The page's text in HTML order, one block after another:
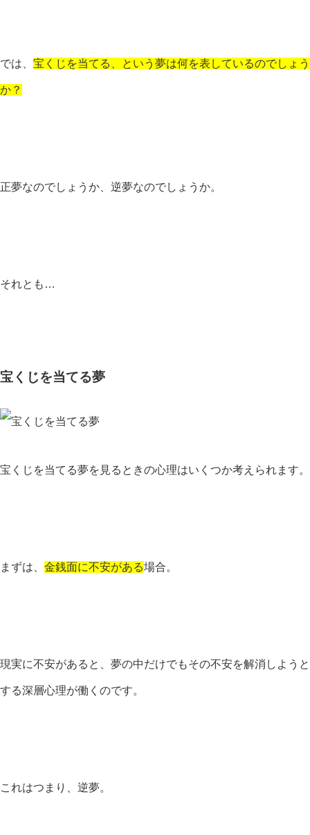
では、 宝くじを当てる、という夢は何を表しているのでしょう
か？
正夢なのでしょうか、逆夢なのでしょうか。
それとも…
宝くじを当てる夢
宝くじを当てる夢を見るときの心理はいくつか考えられます。
まずは、 金銭面に不安がある場合。
現実に不安があると、夢の中だけでもその不安を解消しようと
する深層心理が働くのです。
これはつまり、逆夢。